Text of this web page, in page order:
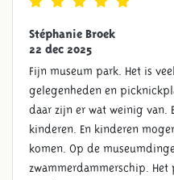
Stéphanie Broek
22 dec 2025
Fijn museum park. Het is
gelegenheden en
daar zijn er wat weinig van.
kinderen. En kinderen
komen. Op de
zwammerdammerschip.